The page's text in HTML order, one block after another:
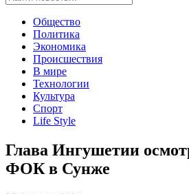
Общество
Политика
Экономика
Происшествия
В мире
Технологии
Культура
Спорт
Life Style
Глава Ингушетии
ФОК в Сунже